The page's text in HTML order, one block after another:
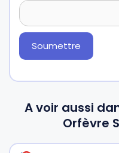
A voir aussi
Orfèvre